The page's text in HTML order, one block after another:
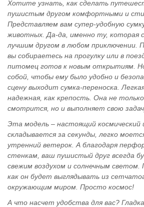
Хотите узнать, как сделать
пушистым другом комфортными и
Представляем вам супер-удобную
животных. Да-да, именно ту, которая
лучшим другом в любом приключении.
вы собираетесь на прогулку или в
питомец готов к новым открытиям.
собой, чтобы ему было удобно и
сцену выходит сумка-переноска.
надежная, как крепость. Она не
смотрится, но и выполняет свою
Эта модель – настоящий
складывается за секунды, легко
утренний ветерок. А благодаря
стенкам, ваш пушистый друг всегда
свежим воздухом и солнечным светом.
как он будет выглядывать из
окружающим миром. Просто космос!
А что насчет удобства для вас?